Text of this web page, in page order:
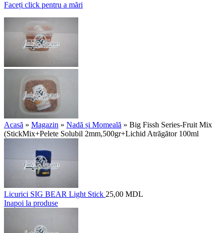
Faceți click pentru a mări
Acasă » Magazin » Nadă și Momeală » Big Fissh Series-Fruit Mix
(StickMix+Pelete Solubil 2mm,500gr+Lichid Atrăgător 100ml
Licurici SIG BEAR Light Stick 25,00 MDL
Inapoi la produse